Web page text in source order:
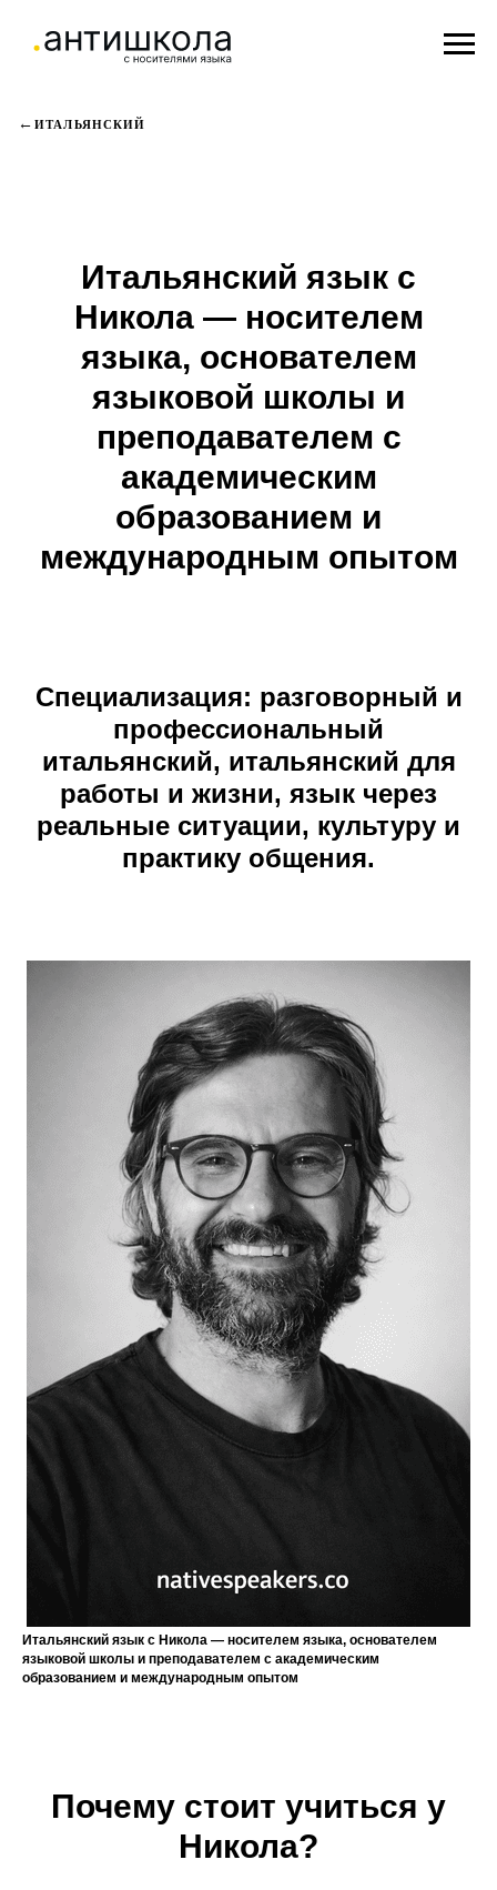
ИТАЛЬЯНСКИЙ
Итальянский язык с
Никола — носителем
языка, основателем
языковой школы и
преподавателем с
академическим
образованием и
международным опытом
Специализация: разговорный и
профессиональный
итальянский, итальянский для
работы и жизни, язык через
реальные ситуации, культуру и
практику общения.
Итальянский язык с Никола — носителем языка, основателем
языковой школы и преподавателем с академическим
образованием и международным опытом
Почему стоит учиться у
Никола?